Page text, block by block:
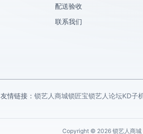
配送验收
联系我们
友情链接： 锁艺人商城锁匠宝锁艺人论坛KD子
Copyright © 2026 锁艺人商城